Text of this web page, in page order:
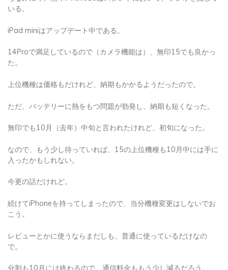
いる。
iPad miniはアップデート中である。
14Proで満足しているので（カメラ機能は）、無印15でも良かっ
た。
上位機種は価格もだけれど、納期もかかるようだったので。
ただ、バッテリーに熱をもつ問題が勃発し、納期も短くなった。
無印でも10月（去年）中旬と言われたけれど、初旬になった。
なので、もう少し待っていれば、15の上位機種も10月中には手に
入ったかもしれない。
今更の話だけれど。
続けてiPhoneを持ってしまったので、当分機種変更はしないでお
こう。
レビューとかに使うならまだしも、普通に使っているだけなの
で。
分割も10月には終わるので、通信料金ももう少し減るだろう。